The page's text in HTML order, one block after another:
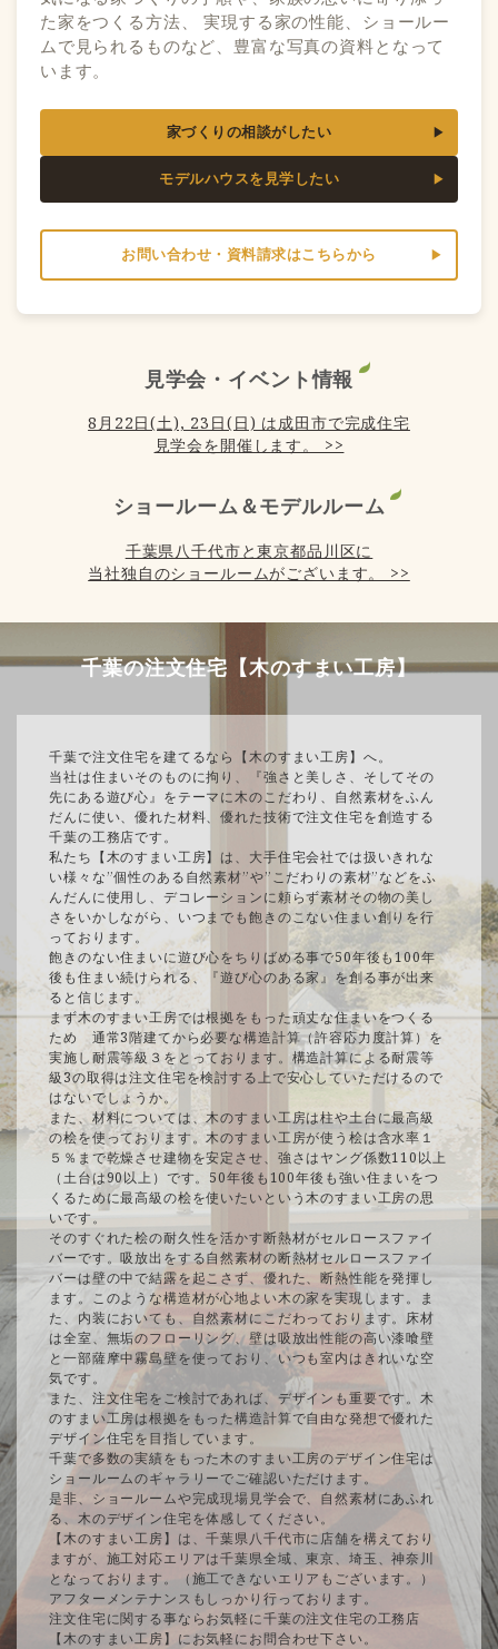
た家をつくる方法、 実現する家の性能、ショールー
ムで見られるものなど、豊富な写真の資料となって
います。
家づくりの相談がしたい
モデルハウスを見学したい
お問い合わせ・資料請求はこちらから
見学会・イベント情報
8月22日(土), 23日(日) は成田市で完成住宅
見学会を開催します。 >>
ショールーム＆モデルルーム
千葉県八千代市と東京都品川区に
当社独自のショールームがございます。 >>
千葉の注文住宅【木のすまい工房】
千葉で注文住宅を建てるなら【木のすまい工房】へ。
当社は住まいそのものに拘り、『強さと美しさ、そしてその
先にある遊び心』をテーマに木のこだわり、自然素材をふん
だんに使い、優れた材料、優れた技術で注文住宅を創造する
千葉の工務店です。
私たち【木のすまい工房】は、大手住宅会社では扱いきれな
い様々な”個性のある自然素材”や”こだわりの素材”などをふ
んだんに使用し、デコレーションに頼らず素材その物の美し
さをいかしながら、いつまでも飽きのこない住まい創りを行
っております。
飽きのない住まいに遊び心をちりばめる事で50年後も100年
後も住まい続けられる、『遊び心のある家』を創る事が出来
ると信じます。
まず木のすまい工房では根拠をもった頑丈な住まいをつくる
ため 通常3階建てから必要な構造計算（許容応力度計算）を
実施し耐震等級３をとっております。構造計算による耐震等
級3の取得は注文住宅を検討する上で安心していただけるので
はないでしょうか。
また、材料については、木のすまい工房は柱や土台に最高級
の桧を使っております。木のすまい工房が使う桧は含水率１
５％まで乾燥させ建物を安定させ、強さはヤング係数110以上
（土台は90以上）です。50年後も100年後も強い住まいをつ
くるために最高級の桧を使いたいという木のすまい工房の思
いです。
そのすぐれた桧の耐久性を活かす断熱材がセルロースファイ
バーです。吸放出をする自然素材の断熱材セルロースファイ
バーは壁の中で結露を起こさず、優れた、断熱性能を発揮し
ます。このような構造材が心地よい木の家を実現します。ま
た、内装においても、自然素材にこだわっております。床材
は全室、無垢のフローリング、壁は吸放出性能の高い漆喰壁
と一部薩摩中霧島壁を使っており、いつも室内はきれいな空
気です。
また、注文住宅をご検討であれば、デザインも重要です。木
のすまい工房は根拠をもった構造計算で自由な発想で優れた
デザイン住宅を目指しています。
千葉で多数の実績をもった木のすまい工房のデザイン住宅は
ショールームのギャラリーでご確認いただけます。
是非、ショールームや完成現場見学会で、自然素材にあふれ
る、木のデザイン住宅を体感してください。
【木のすまい工房】は、千葉県八千代市に店舗を構えており
ますが、施工対応エリアは千葉県全域、東京、埼玉、神奈川
となっております。（施工できないエリアもございます。）
アフターメンテナンスもしっかり行っております。
注文住宅に関する事ならお気軽に千葉の注文住宅の工務店
【木のすまい工房】にお気軽にお問合わせ下さい。